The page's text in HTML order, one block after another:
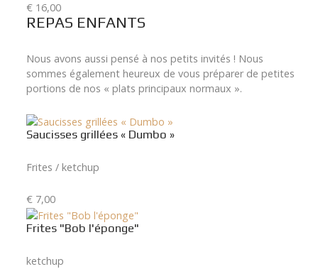
€ 16,00
REPAS ENFANTS
Nous avons aussi pensé à nos petits invités ! Nous
sommes également heureux de vous préparer de petites
portions de nos « plats principaux normaux ».
Saucisses grillées « Dumbo »
Frites / ketchup
€ 7,00
Frites "Bob l'éponge"
ketchup